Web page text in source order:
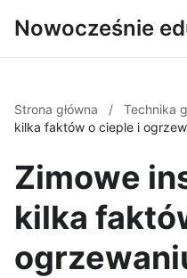
Nowocześnie
Strona główna / Technika
kilka faktów o cieple i
Zimowe
kilka